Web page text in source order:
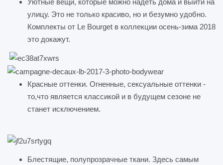
Уютные вещи, которые можно надеть дома и выйти на
улицу. Это не только красиво, но и безумно удобно.
Комплекты от Le Bourget в коллекции осень-зима 2018
это докажут.
Красные оттенки. Огненные, сексуальные оттенки -
то,что является классикой и в будущем сезоне не
станет исключением.
Блестящие, полупрозрачные ткани. Здесь самым